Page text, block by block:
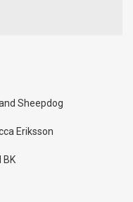
Sheepdog
Eriksson
BK